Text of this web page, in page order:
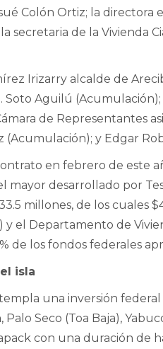
Colón Ortiz; la
secretaria de la Vivienda
Irizarry alcalde de
Soto Aguilú
de Representantes
y Edgar
en febrero de este
mayor desarrollado por
millones, de los cuales
el Departamento de
de los fondos federales
isla
una inversión
Palo Seco (Toa Baja),
con una duración de